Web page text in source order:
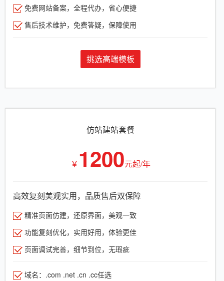
免费网站备案，全程代办，省心便捷
售后技术维护，免费答疑，保障使用
挑选高端模板
仿站建站套餐
￥ 1200元起/年
高效复刻美观实用，品质售后双保障
精准页面仿建，还原界面，美观一致
功能复刻优化，实用好用，体验更佳
页面调试完善，细节到位，无瑕疵
域名：.com .net .cn .cc任选